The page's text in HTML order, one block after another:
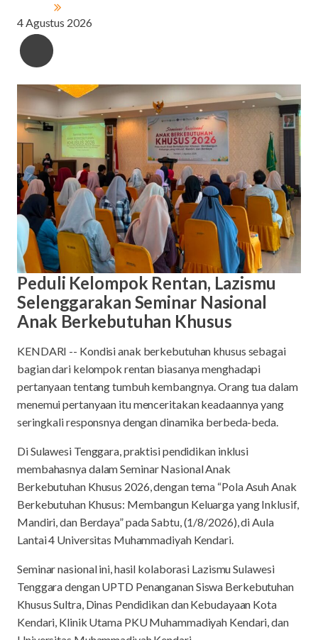
4 Agustus 2026
Peduli Kelompok Rentan, Lazismu
Selenggarakan Seminar Nasional
Anak Berkebutuhan Khusus
KENDARI -- Kondisi anak berkebutuhan khusus sebagai
bagian dari kelompok rentan biasanya menghadapi
pertanyaan tentang tumbuh kembangnya. Orang tua dalam
menemui pertanyaan itu menceritakan keadaannya yang
seringkali responsnya dengan dinamika berbeda-beda.
Di Sulawesi Tenggara, praktisi pendidikan inklusi
membahasnya dalam Seminar Nasional Anak
Berkebutuhan Khusus 2026, dengan tema “Pola Asuh Anak
Berkebutuhan Khusus: Membangun Keluarga yang Inklusif,
Mandiri, dan Berdaya” pada Sabtu, (1/8/2026), di Aula
Lantai 4 Universitas Muhammadiyah Kendari.
Seminar nasional ini, hasil kolaborasi Lazismu Sulawesi
Tenggara dengan UPTD Penanganan Siswa Berkebutuhan
Khusus Sultra, Dinas Pendidikan dan Kebudayaan Kota
Kendari, Klinik Utama PKU Muhammadiyah Kendari, dan